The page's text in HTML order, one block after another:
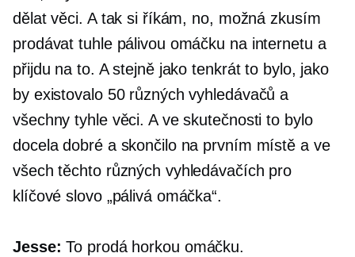
dělat věci. A tak si říkám, no, možná zkusím
prodávat tuhle pálivou omáčku na internetu a
přijdu na to. A stejně jako tenkrát to bylo, jako
by existovalo 50 různých vyhledávačů a
všechny tyhle věci. A ve skutečnosti to bylo
docela dobré a skončilo na prvním místě a ve
všech těchto různých vyhledávačích pro
klíčové slovo „pálivá omáčka“.
Jesse: To prodá horkou omáčku.